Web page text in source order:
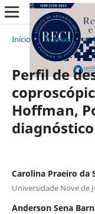
Início / Acervo / v.
Perfil de
Hoffman,
Carolina Praeiro da
Universidade Nove de
Anderson Sena